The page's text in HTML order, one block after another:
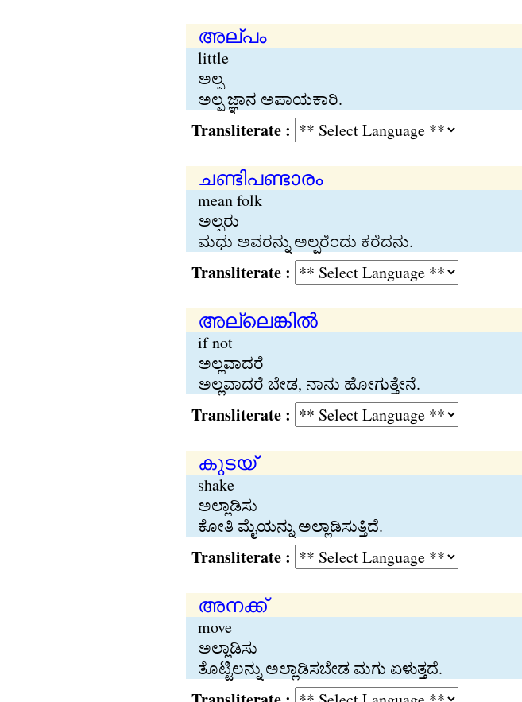
അല്പം
little
ಅಲ್ಪ
ಅಲ್ಪ ಜ್ಞಾನ ಅಪಾಯಕಾರಿ.
Transliterate :
ചണ്ടിപണ്ടാരം
mean folk
ಅಲ್ಪರು
ಮಧು ಅವರನ್ನು ಅಲ್ಪರೆಂದು ಕರೆದನು.
Transliterate :
അല്ലെങ്കില്‍
if not
ಅಲ್ಲವಾದರೆ
ಅಲ್ಲವಾದರೆ ಬೇಡ, ನಾನು ಹೋಗುತ್ತೇನೆ.
Transliterate :
കുടയ്
shake
ಅಲ್ಲಾಡಿಸು
ಕೋತಿ ಮೈಯನ್ನು ಅಲ್ಲಾಡಿಸುತ್ತಿದೆ.
Transliterate :
അനക്ക്
move
ಅಲ್ಲಾಡಿಸು
ತೊಟ್ಟಿಲನ್ನು ಅಲ್ಲಾಡಿಸಬೇಡ ಮಗು ಏಳುತ್ತದೆ.